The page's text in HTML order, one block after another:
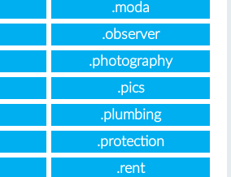
.moda
.observer
.photography
.pics
.plumbing
.protection
.rent